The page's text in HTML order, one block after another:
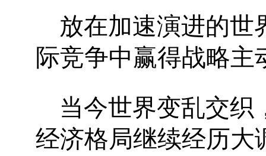
放在加速演进的世
际竞争中赢得战略主
当今世界变乱交织
经济格局继续经历大